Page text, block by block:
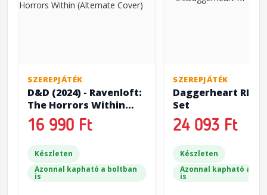
SZEREPJÁTÉK
D&D (2024) - Ravenloft:
The Horrors Within
(Alternate Cover)
16 990 Ft
Készleten
Azonnal kapható a boltban
is
SZEREPJÁTÉK
Daggerheart RPG
Set
24 093 Ft
Készleten
Azonnal kapható a
is